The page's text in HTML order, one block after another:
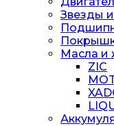
Звезды
Масла и
ZIC